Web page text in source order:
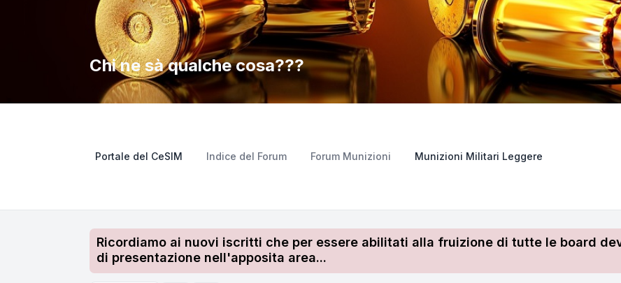
Chi ne sà qualche cosa???
Portale del CeSIM Indice del Forum Forum Munizioni Munizioni Militari Leggere
Ricordiamo ai nuovi iscritti che per essere abilitati alla fruizione di tutte le board
di presentazione nell'apposita area...